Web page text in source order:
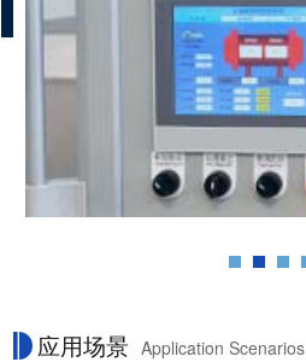
应用场景 Application Scenarios